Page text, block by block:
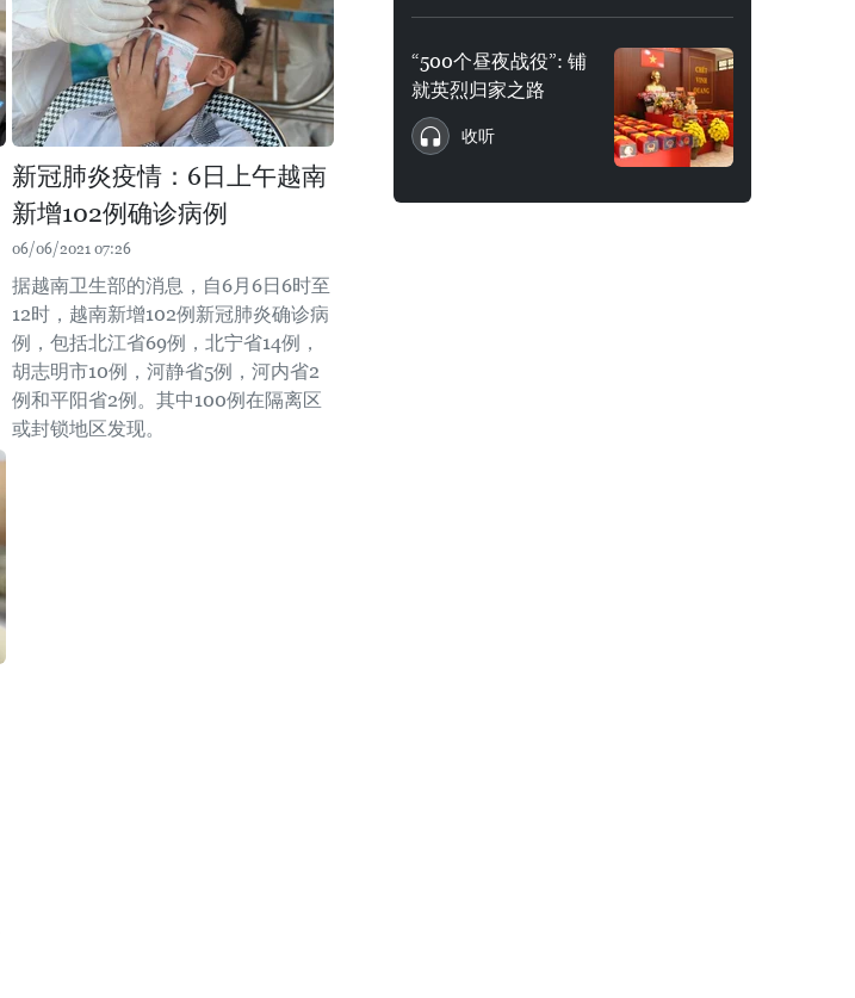
新冠肺炎疫情：6日上午越南
新增102例确诊病例
06/06/2021 07:26
据越南卫生部的消息，自6月6日6时至
12时，越南新增102例新冠肺炎确诊病
例，包括北江省69例，北宁省14例，
胡志明市10例，河静省5例，河内省2
例和平阳省2例。其中100例在隔离区
或封锁地区发现。
“500个昼夜战役”: 铺
就英烈归家之路
收听